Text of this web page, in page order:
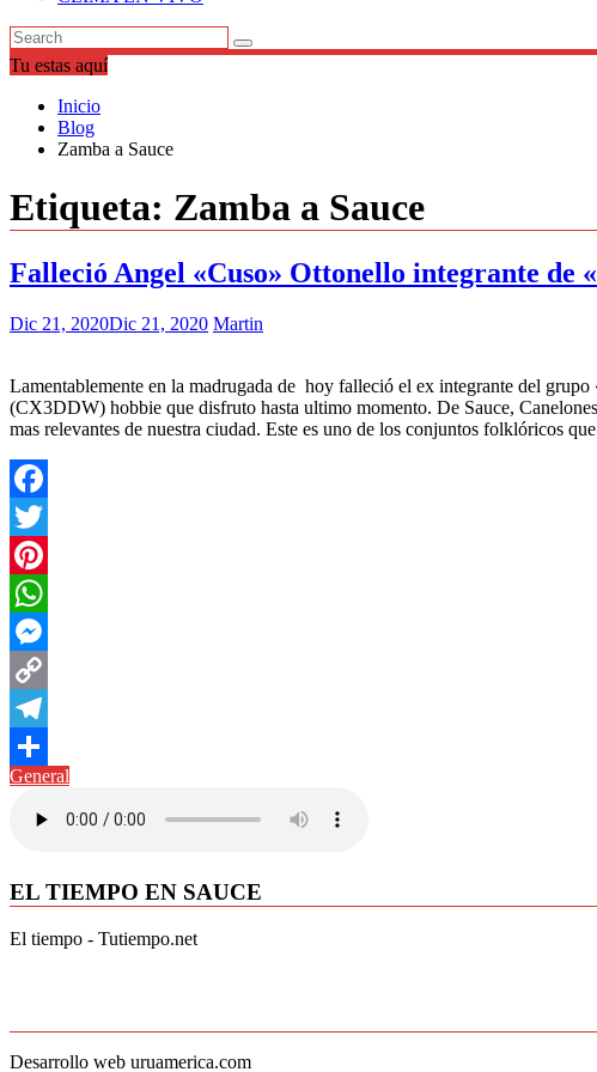
Tu estas aquí
Inicio
Blog
Zamba a Sauce
Etiqueta: Zamba a Sauce
Falleció Angel «Cuso» Ottonello integrante de
Dic 21, 2020Dic 21, 2020 Martin
Lamentablemente en la madrugada de hoy falleció el ex integrante del
(CX3DDW) hobbie que disfruto hasta ultimo momento. De Sauce,
mas relevantes de nuestra ciudad. Este es uno de los conjuntos folklóricos
Facebook
Twitter
Pinterest
WhatsApp
Messenger
Copy
Link
Telegram
Compartir
General
EL TIEMPO EN SAUCE
El tiempo - Tutiempo.net
Desarrollo web uruamerica.com